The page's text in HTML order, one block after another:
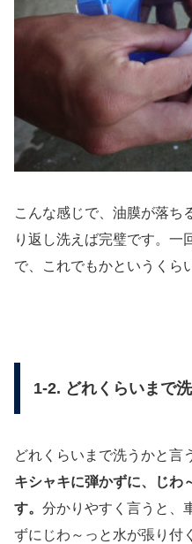
こんな感じで、油膜が落ち
り返し洗えば完璧です。一
で、これでもかというくら
1-2. どれくらいまで
どれくらいまで洗うかと言
キシャキに弾かずに、じわ
す。 分かりやすく言うと、
ずにじわ～っと水が張り付